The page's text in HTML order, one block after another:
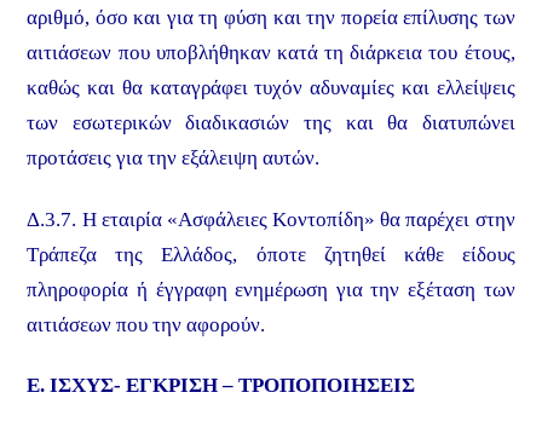
αριθμό, όσο και για τη φύση και την πορεία επίλυσης των
αιτιάσεων που υποβλήθηκαν κατά τη διάρκεια του έτους,
καθώς και θα καταγράφει τυχόν αδυναμίες και ελλείψεις
των εσωτερικών διαδικασιών της και θα διατυπώνει
προτάσεις για την εξάλειψη αυτών.
Δ.3.7. Η εταιρία «Ασφάλειες Κοντοπίδη» θα παρέχει στην
Τράπεζα της Ελλάδος, όποτε ζητηθεί κάθε είδους
πληροφορία ή έγγραφη ενημέρωση για την εξέταση των
αιτιάσεων που την αφορούν.
Ε. ΙΣΧΥΣ- ΕΓΚΡΙΣΗ – ΤΡΟΠΟΠΟΙΗΣΕΙΣ